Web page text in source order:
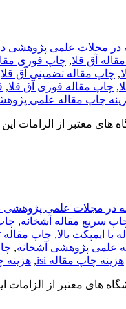
در مجلات علمی پژوهشی
آق قلا, چاپ فوری
, چاپ مقاله تضمینی آق قلا
, چاپ مقاله فوری آق قلا,
چاپ مقاله علمی
های معتبر از
در مجلات علمی پژوهشی
سریع مقاله آشخانه,
با ایمپکت بالا, چاپ مقاله
علمی پژوهشی آشخانه,
هزینه چاپ مقاله isi , هزینه
های معتبر از